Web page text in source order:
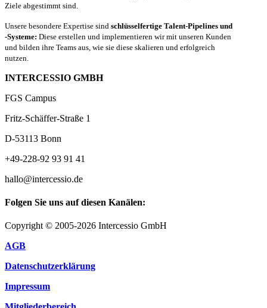
Ziele abgestimmt sind.
Unsere besondere Expertise sind schlüsselfertige Talent-Pipelines und
-Systeme: Diese erstellen und implementieren wir mit unseren Kunden
und bilden ihre Teams aus, wie sie diese skalieren und erfolgreich
nutzen.
INTERCESSIO GMBH
FGS Campus
Fritz-Schäffer-Straße 1
D-53113 Bonn
+49-228-92 93 91 41
hallo@intercessio.de
Folgen Sie uns auf diesen Kanälen:
Copyright © 2005-2026 Intercessio GmbH
AGB
Datenschutzerklärung
Impressum